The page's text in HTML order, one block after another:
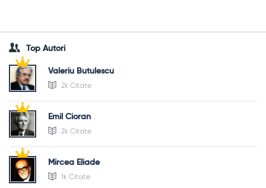
Top Autori
Valeriu Butulescu
2k Citate
Emil Cioran
2k Citate
Mircea Eliade
1k Citate